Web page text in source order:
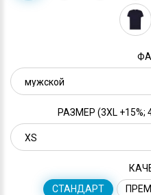
РАЗМЕР (3XL +15%;
СТАНДАРТ